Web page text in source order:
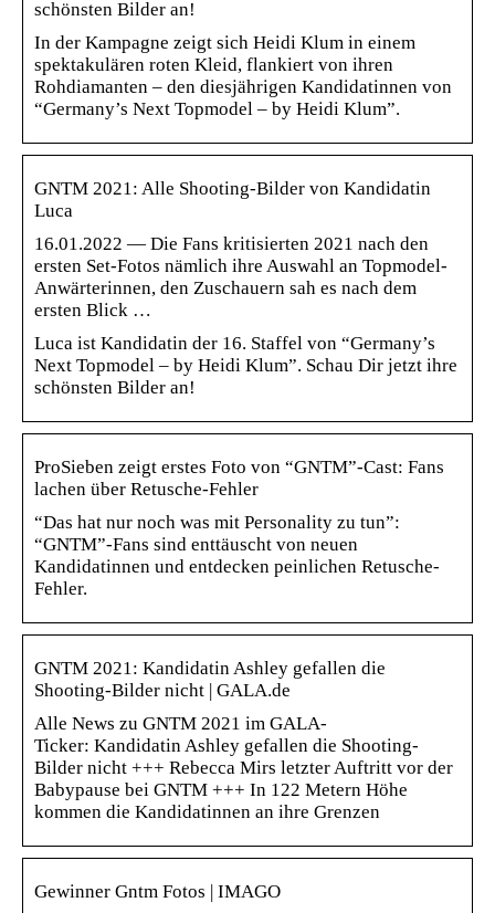
schönsten Bilder an!
In der Kampagne zeigt sich Heidi Klum in einem
spektakulären roten Kleid, flankiert von ihren
Rohdiamanten – den diesjährigen Kandidatinnen von
“Germany’s Next Topmodel – by Heidi Klum”.
GNTM 2021: Alle Shooting-Bilder von Kandidatin
Luca
16.01.2022 — Die Fans kritisierten 2021 nach den
ersten Set-Fotos nämlich ihre Auswahl an Topmodel-
Anwärterinnen, den Zuschauern sah es nach dem
ersten Blick …
Luca ist Kandidatin der 16. Staffel von “Germany’s
Next Topmodel – by Heidi Klum”. Schau Dir jetzt ihre
schönsten Bilder an!
ProSieben zeigt erstes Foto von “GNTM”-Cast: Fans
lachen über Retusche-Fehler
“Das hat nur noch was mit Personality zu tun”:
“GNTM”-Fans sind enttäuscht von neuen
Kandidatinnen und entdecken peinlichen Retusche-
Fehler.
GNTM 2021: Kandidatin Ashley gefallen die
Shooting-Bilder nicht | GALA.de
Alle News zu GNTM 2021 im GALA-
Ticker: Kandidatin Ashley gefallen die Shooting-
Bilder nicht +++ Rebecca Mirs letzter Auftritt vor der
Babypause bei GNTM +++ In 122 Metern Höhe
kommen die Kandidatinnen an ihre Grenzen
Gewinner Gntm Fotos | IMAGO